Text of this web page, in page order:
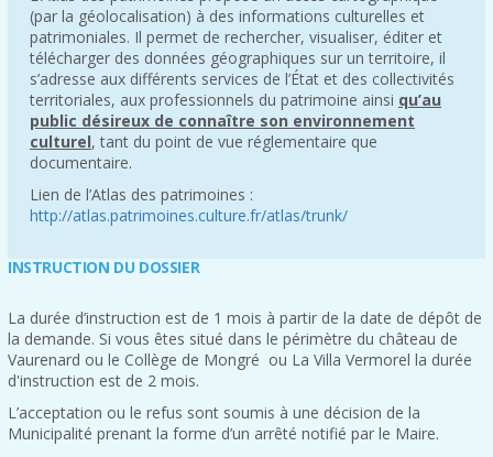
(par la géolocalisation) à des informations culturelles et
patrimoniales. Il permet de rechercher, visualiser, éditer et
télécharger des données géographiques sur un territoire, il
s’adresse aux différents services de l’État et des collectivités
territoriales, aux professionnels du patrimoine ainsi qu’au
public désireux de connaître son environnement
culturel, tant du point de vue réglementaire que
documentaire.
Lien de l’Atlas des patrimoines :
http://atlas.patrimoines.culture.fr/atlas/trunk/
INSTRUCTION DU DOSSIER
La durée d’instruction est de 1 mois à partir de la date de dépôt de
la demande. Si vous êtes situé dans le périmètre du château de
Vaurenard ou le Collège de Mongré ou La Villa Vermorel la durée
d'instruction est de 2 mois.
L’acceptation ou le refus sont soumis à une décision de la
Municipalité prenant la forme d’un arrêté notifié par le Maire.